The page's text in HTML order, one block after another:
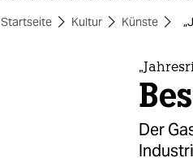
themen
Startseite Kultur Künste
Der